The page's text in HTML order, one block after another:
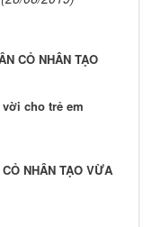
CỎ NHÂN TẠO
cho trẻ em
NHÂN TẠO VỪA